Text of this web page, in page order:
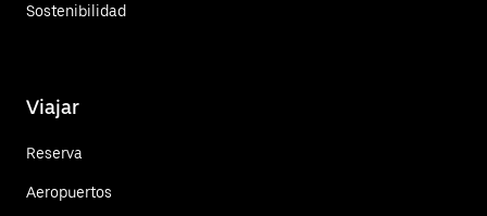
Sostenibilidad
Viajar
Reserva
Aeropuertos